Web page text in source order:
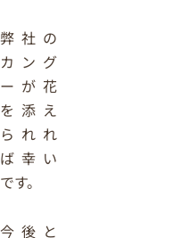
弊社の
カング
ーが花
を添え
られれ
ば幸い
です。
今後と